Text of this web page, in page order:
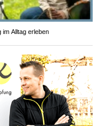
im Alltag erleben